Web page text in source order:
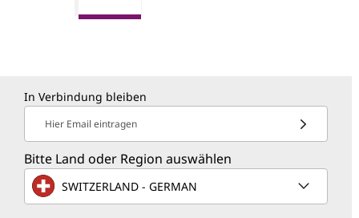
In Verbindung bleiben
Hier Email eintragen
Bitte Land oder Region auswählen
SWITZERLAND - GERMAN